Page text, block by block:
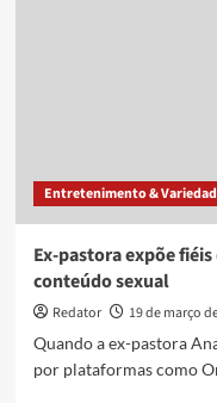
Entretenimento &
Ex-pastora expõe
conteúdo sexual
Redator 19 de março
Quando a ex-pastora
por plataformas como